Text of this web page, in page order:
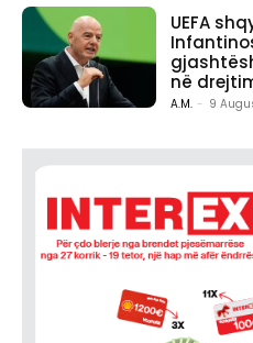
UEFA
në
A.M. - 9